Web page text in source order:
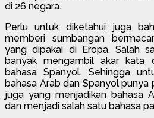
di 26 negara.
Perlu untuk diketahui juga
memberi sumbangan
yang dipakai di Eropa. Salah
banyak mengambil akar kata
bahasa Spanyol. Sehingga
bahasa Arab dan Spanyol
juga yang menjadikan bahasa
dan menjadi salah satu bahasa